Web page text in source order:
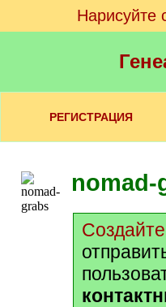
Нарисуйте
РЕГИСТРАЦИЯ
nomad-